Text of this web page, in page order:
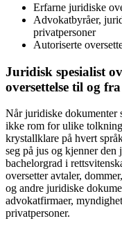
Erfarne juridiske
Advokatbyråer,
privatpersoner
Autoriserte
Juridisk spesialist
oversettelse til og
Når juridiske dokumenter
ikke rom for ulike
krystallklare på hvert
seg på jus og kjenner
bachelorgrad i
oversetter avtaler,
og andre juridiske
advokatfirmaer,
privatpersoner.